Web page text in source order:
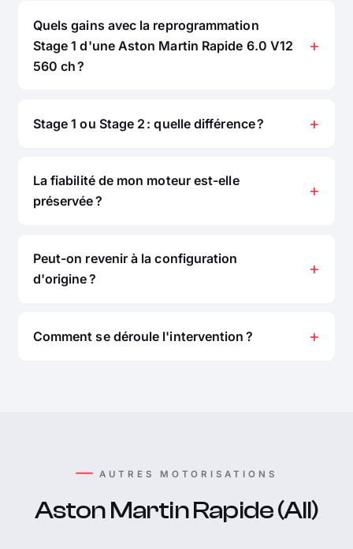
Quels gains avec la reprogrammation
Stage 1 d'une Aston Martin Rapide 6.0 V12
560 ch ?
Stage 1 ou Stage 2 : quelle différence ?
La fiabilité de mon moteur est-elle
préservée ?
Peut-on revenir à la configuration
d'origine ?
Comment se déroule l'intervention ?
AUTRES MOTORISATIONS
Aston Martin Rapide (All)